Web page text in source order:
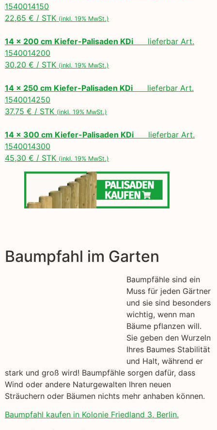
1540014150
22,65 € / STK (inkl. 19% MwSt.)
14 x 200 cm Kiefer-Palisaden KDi lieferbar Art.
1540014200
30,20 € / STK (inkl. 19% MwSt.)
14 x 250 cm Kiefer-Palisaden KDi lieferbar Art.
1540014250
37,75 € / STK (inkl. 19% MwSt.)
14 x 300 cm Kiefer-Palisaden KDi lieferbar Art.
1540014300
45,30 € / STK (inkl. 19% MwSt.)
Baumpfahl im Garten
Baumpfähle sind ein
Muss für jeden Gärtner
und sie sind besonders
wichtig, wenn man
Bäume pflanzen will.
Sie geben den Wurzeln
Ihres Baumes Stabilität
und Halt, während er
stark und groß wird! Baumpfähle sorgen dafür, dass
Wind oder andere Naturgewalten Ihren neuen
Sträuchern oder Bäumen nichts mehr anhaben können.
Baumpfahl kaufen in Kolonie Friedland 3, Berlin.